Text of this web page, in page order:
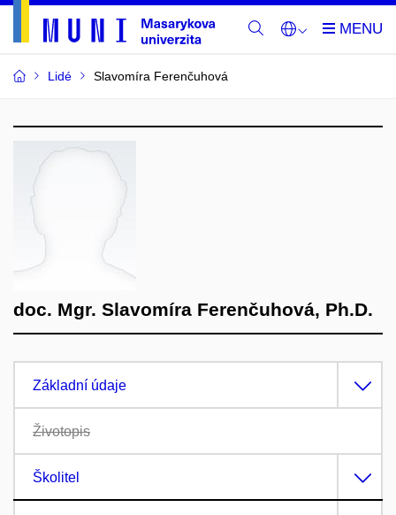
Lidé Slavomíra Ferenčuhová
doc. Mgr. Slavomíra Ferenčuhová, Ph.D.
Základní údaje
Životopis
Školitel